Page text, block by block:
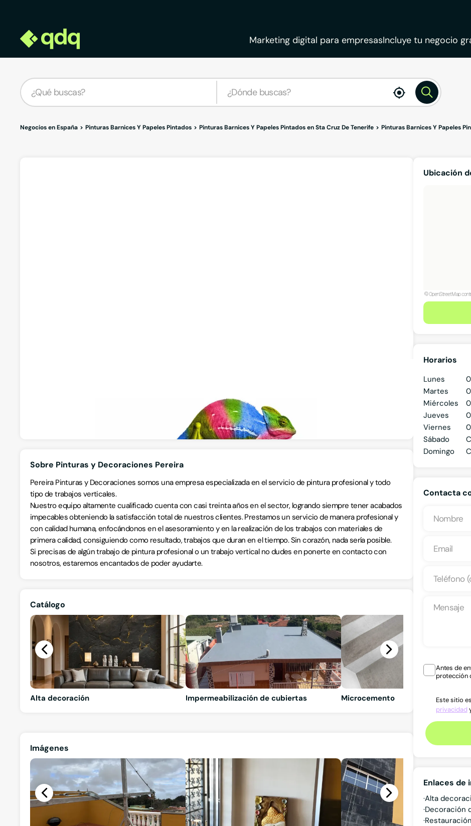
Marketing digital para empresasIncluye tu negocio
enable
location
Negocios en España Pinturas Barnices Y Papeles Pintados Pinturas Barnices Y Papeles Pintados en Sta Cruz De Tenerife Pinturas Barnices Y Papeles
Calle San Julio 11, 38108, La Laguna, Santa Cruz de Tenerife
Sobre Pinturas y Decoraciones Pereira
Pereira Pinturas y Decoraciones somos una empresa especializada en el servicio de pintura profesional y todo
tipo de trabajos verticales.
Nuestro equipo altamente cualificado cuenta con casi treinta años en el sector, logrando siempre tener acabados
impecables obteniendo la satisfacción total de nuestros clientes. Prestamos un servicio de manera profesional y
con calidad humana, enfocándonos en el asesoramiento y en la realización de los trabajos con materiales de
primera calidad, consiguiendo como resultado, trabajos que duran en el tiempo. Sin corazón, nada sería posible.
Si precisas de algún trabajo de pintura profesional o un trabajo vertical no dudes en ponerte en contacto con
nosotros, estaremos encantados de poder ayudarte.
Catálogo
Alta decoración Impermeabilización de cubiertas Microcemento
Imágenes
Ubicación
Horarios
Lunes
Martes
Miércoles
Jueves
Viernes
Sábado
Domingo
Contacta
Antes de
protección
Este sitio
privacidad
Enlaces de
Alta
Decoración